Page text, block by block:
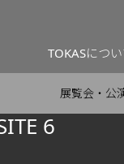
TOKASにつ
展覧会・公
6